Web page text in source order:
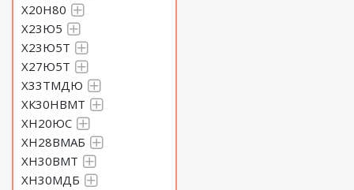
Х20Н80
Х23Ю5
Х23Ю5Т
Х27Ю5Т
Х33ТМДЮ
ХК30НВМТ
ХН20ЮС
ХН28ВМАБ
ХН30ВМТ
ХН30МДБ